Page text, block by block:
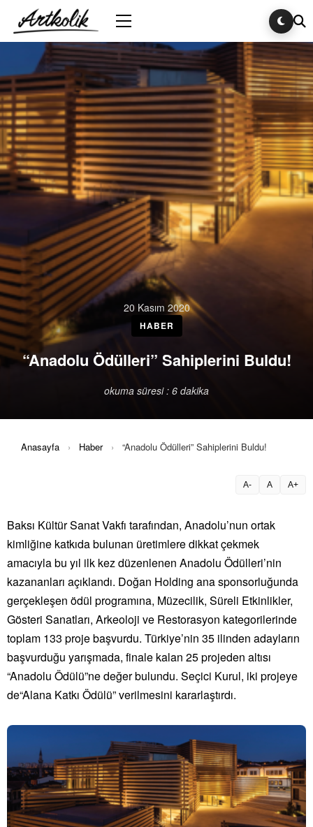
20 Kasım 2020
HABER
“Anadolu Ödülleri” Sahiplerini Buldu!
okuma süresi : 6 dakika
Anasayfa › Haber › “Anadolu Ödülleri” Sahiplerini Buldu!
A- A A+
Baksı Kültür Sanat Vakfı tarafından, Anadolu’nun ortak
kimliğine katkıda bulunan üretimlere dikkat çekmek
amacıyla bu yıl ilk kez düzenlenen Anadolu Ödülleri’nin
kazananları açıklandı. Doğan Holding ana sponsorluğunda
gerçekleşen ödül programına, Müzecilik, Süreli Etkinlikler,
Gösteri Sanatları, Arkeoloji ve Restorasyon kategorilerinde
toplam 133 proje başvurdu. Türkiye’nin 35 ilinden adayların
başvurduğu yarışmada, finale kalan 25 projeden altısı
“Anadolu Ödülü”ne değer bulundu. Seçici Kurul, iki projeye
de“Alana Katkı Ödülü” verilmesini kararlaştırdı.